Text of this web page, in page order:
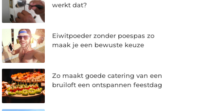
werkt dat?
Eiwitpoeder zonder poespas zo
maak je een bewuste keuze
Zo maakt goede catering van een
bruiloft een ontspannen feestdag